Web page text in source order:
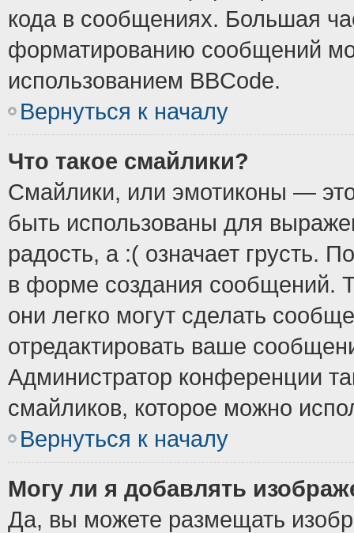
кода в сообщениях. Большая
форматированию сообщений
использованием BBCode.
Вернуться к началу
Что такое смайлики?
Смайлики, или эмотиконы —
быть использованы для
радость, а :( означает грусть.
в форме создания сообщений.
они легко могут сделать
отредактировать ваше
Администратор конференции
смайликов, которое можно
Вернуться к началу
Могу ли я добавлять
Да, вы можете размещать